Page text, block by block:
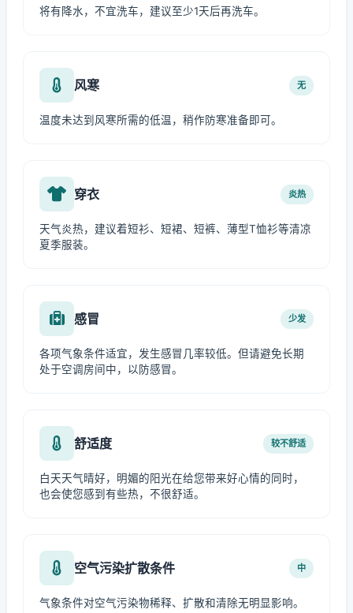
将有降水，不宜洗车，建议至少1天后再洗车。
风寒 无
温度未达到风寒所需的低温，稍作防寒准备即可。
穿衣 炎热
天气炎热，建议着短衫、短裙、短裤、薄型T恤衫等清凉
夏季服装。
感冒 少发
各项气象条件适宜，发生感冒几率较低。但请避免长期
处于空调房间中，以防感冒。
舒适度 较不舒适
白天天气晴好，明媚的阳光在给您带来好心情的同时，
也会使您感到有些热，不很舒适。
空气污染扩散条件 中
气象条件对空气污染物稀释、扩散和清除无明显影响。